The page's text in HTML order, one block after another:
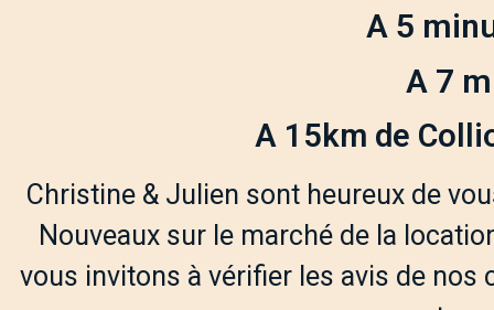
A 5
A 7
A 15km de
Christine & Julien sont heureux de
Nouveaux sur le marché de la
vous invitons à vérifier les avis de nos